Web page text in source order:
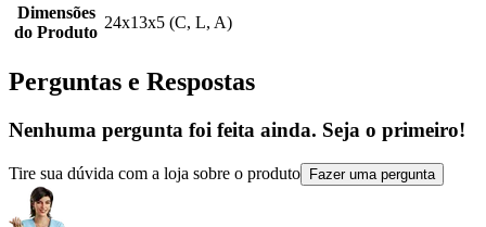
Dimensões
do Produto
24x13x5 (C, L, A)
Perguntas e Respostas
Nenhuma pergunta foi feita ainda. Seja o primeiro!
Tire sua dúvida com a loja sobre o produto Fazer uma pergunta